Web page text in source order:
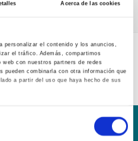
Acerca de las cookies
personalizar el contenido y los anuncios,
el tráfico. Además, compartimos
con nuestros partners de redes
pueden combinarla con otra información que
a partir del uso que haya hecho de sus
curso 2019-20